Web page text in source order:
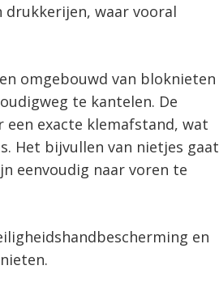
drukkerijen, waar vooral
omgebouwd van bloknieten
te kantelen. De
exacte klemafstand, wat
Het bijvullen van nietjes gaat
eenvoudig naar voren te
en